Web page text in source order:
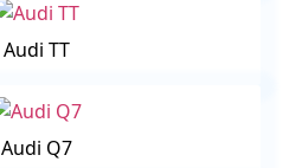
Audi TT
Audi Q7